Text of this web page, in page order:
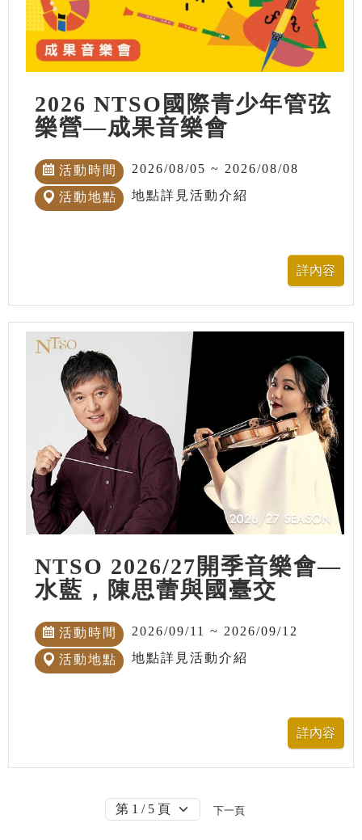
2026 NTSO國際青少年管弦
樂營—成果音樂會
活動時間 2026/08/05 ~ 2026/08/08
活動地點 地點詳見活動介紹
NTSO 2026/27開季音樂會—
水藍，陳思蕾與國臺交
活動時間 2026/09/11 ~ 2026/09/12
活動地點 地點詳見活動介紹
下一頁